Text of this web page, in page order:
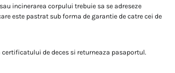
incinerarea corpului trebuie sa se adreseze
este pastrat sub forma de garantie de catre cei de
de deces si returneaza pasaportul.